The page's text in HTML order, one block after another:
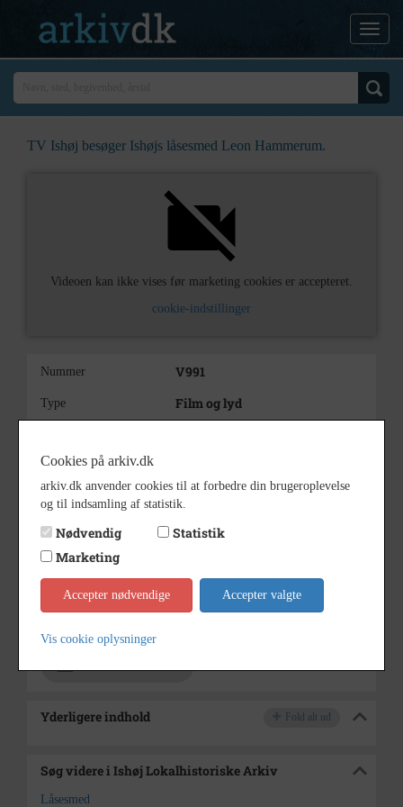
TV Ishøj besøger Ishøjs låsesmed Leon Hammerum.
Videoen kan ikke vises før marketing cookies er accepteret.
cookie-indstillinger
Nummer V991
Type Film og lyd
Dateringsnote
Varighed 9 min 27 sek
Se på kort
Type
Enhed Ishøj Kommune (2007-2050)
Yderligere indhold Fold alt ud
Søg videre i Ishøj Lokalhistoriske Arkiv
Låsesmed
Cookies på arkiv.dk
arkiv.dk anvender cookies til at forbedre din brugeroplevelse
og til indsamling af statistik.
Nødvendig
Statistik
Marketing
Accepter nødvendige Accepter valgte
Vis cookie oplysninger